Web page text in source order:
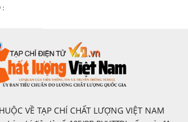
:
VỀ TẠP CHÍ CHẤT LƯỢNG VIỆT NAM